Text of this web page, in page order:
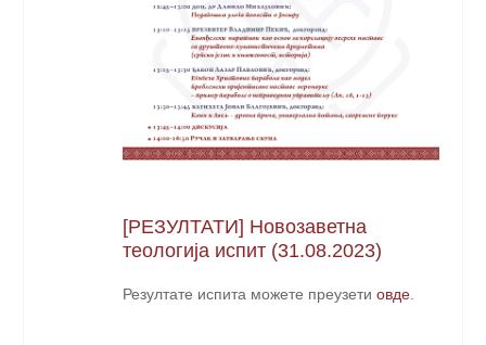
[РЕЗУЛТАТИ] Новозаветна
теологија испит (31.08.2023)
Резултате испита можете преузети овде